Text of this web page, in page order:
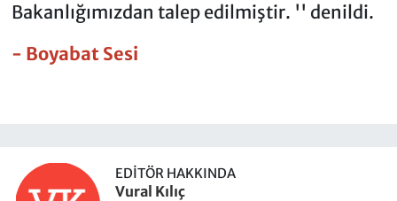
Bakanlığımızdan talep edilmiştir. '' denildi.
- Boyabat Sesi
EDITÖR HAKKINDA
Vural Kılıç